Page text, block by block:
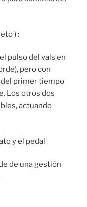
) :
pulso del vals en
pero con
del primer tiempo
Los otros dos
actuando
y el pedal
de una gestión